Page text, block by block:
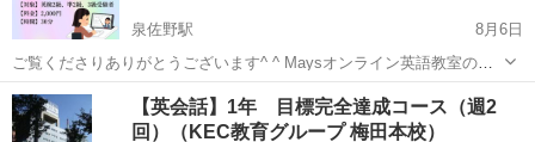
泉佐野駅
8月6日
ご覧くださりありがとうございます^ ^ Maysオンライン英語教室の福
田です。 英検二次面接に向けて 2〜3級の方の面接練習を行っておりま
す！ （※お近くにお住まいの方は対面でのレッスンも可能ですので...
大阪 泉佐野市 泉佐野駅 英検 オンライン
【英会話】1年 目標完全達成コース（週2
回）（KEC教育グループ 梅田本校）